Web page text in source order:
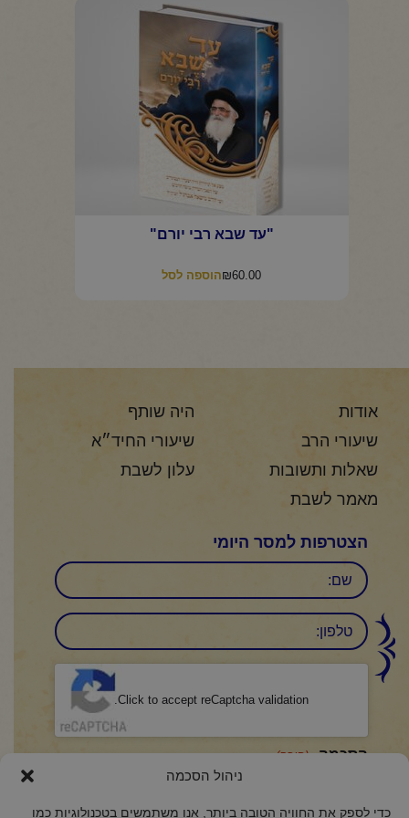
ניהול הסכמה
כדי לספק את החוויה הטובה ביותר, אנו משתמשים בטכנולוגיות כמו
"עד שבא רבי יורם"
₪60.00 הוספה לסל
אודות
היה שותף
שיעורי הרב
שיעורי החיד״א
שאלות ותשובות
עלון לשבת
מאמר לשבת
הצטרפות למסר היומי
שם
טלפון:
Click to accept reCaptcha validation.
הסכמה (חובה)
אני מאשר/ת כי קראתי והבנתי את